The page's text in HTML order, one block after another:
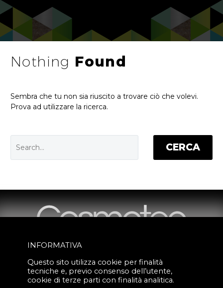
Nothing Found
Sembra che tu non sia riuscito a trovare ciò che volevi.
Prova ad utilizzare la ricerca.
CERCA
Via Milano, 3
27027 Gropello Cairoli (PV), Italy
INFORMATIVA
Questo sito utilizza cookie per finalità
tecniche e, previo consenso dell’utente,
cookie di terze parti con finalità analitica.